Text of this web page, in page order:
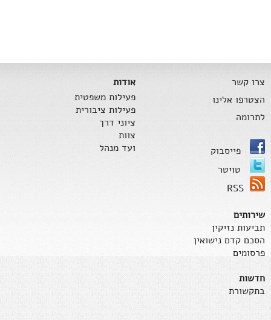
צרו קשר
הצטרפו אלינו
לתרומה
פייסבוק
טויטר
RSS
אודות
פעילות משפטית
פעילות ציבורית
ציוני דרך
צוות
ועד מנהל
שירותים
תביעות נזיקין
הסכם קדם נישואין
פרסומים
חדשות
בתקשורת